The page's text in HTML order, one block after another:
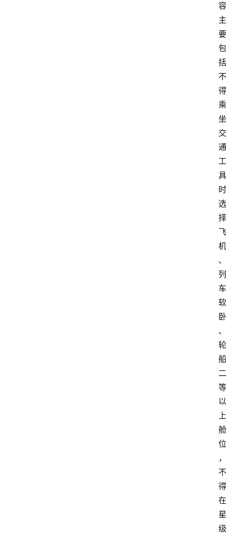
容
主
要
包
括
不
得
乘
坐
交
通
工
具
时
选
择
飞
机
、
列
车
软
卧
、
轮
船
二
等
以
上
舱
位
，
不
得
在
星
级